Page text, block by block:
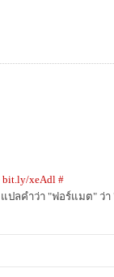
bit.ly/xeAdl #
แปลคำว่า "ฟอร์แมต" ว่